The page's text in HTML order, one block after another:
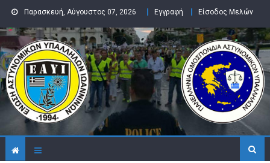
Skip to content
Παρασκευή, Αύγουστος 07, 2026 Εγγραφή Είσοδος Μελών